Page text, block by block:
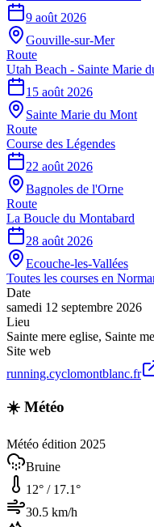
9 août 2026
Gouville-sur-Mer
Route
Utah Beach - Sainte Marie
15 août 2026
Sainte Marie du Mont
Route
Course des Légendes
22 août 2026
Bagnoles de l'Orne
Route
La Boucle du Montabard
28 août 2026
Ecouche-les-Vallées
Toutes les courses en
Date
samedi 12 septembre 2026
Lieu
Sainte mere eglise, Sainte
Site web
running.cyclomontblanc.fr
☀️ Météo
Météo édition 2025
Bruine
12° / 17.1°
30.5 km/h